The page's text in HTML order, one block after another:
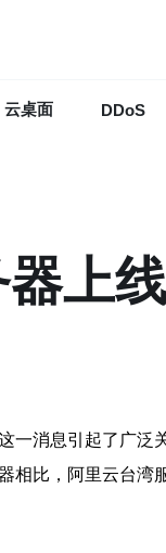
云桌面 DDoS
上线
消息引起了广泛
比，阿里云台湾